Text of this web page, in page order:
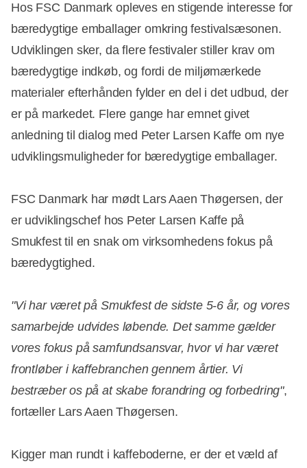
Hos FSC Danmark opleves en stigende interesse for
bæredygtige emballager omkring festivalsæsonen.
Udviklingen sker, da flere festivaler stiller krav om
bæredygtige indkøb, og fordi de miljømærkede
materialer efterhånden fylder en del i det udbud, der
er på markedet. Flere gange har emnet givet
anledning til dialog med Peter Larsen Kaffe om nye
udviklingsmuligheder for bæredygtige emballager.
FSC Danmark har mødt Lars Aaen Thøgersen, der
er udviklingschef hos Peter Larsen Kaffe på
Smukfest til en snak om virksomhedens fokus på
bæredygtighed.
"Vi har været på Smukfest de sidste 5-6 år, og vores
samarbejde udvides løbende. Det samme gælder
vores fokus på samfundsansvar, hvor vi har været
frontløber i kaffebranchen gennem årtier. Vi
bestræber os på at skabe forandring og forbedring",
fortæller Lars Aaen Thøgersen.
Kigger man rundt i kaffeboderne, er der et væld af